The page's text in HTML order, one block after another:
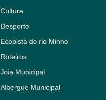
Cultura
Desporto
Ecopista do rio Minho
Roteiros
Joia Municipal
Albergue Municipal